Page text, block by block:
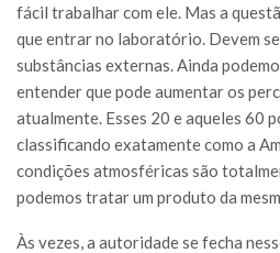
fácil trabalhar com ele. Mas a
que entrar no laboratório. Devem
substâncias externas. Ainda
entender que pode aumentar os
atualmente. Esses 20 e aqueles 60
classificando exatamente como a
condições atmosféricas são
podemos tratar um produto da
Às vezes, a autoridade se fecha